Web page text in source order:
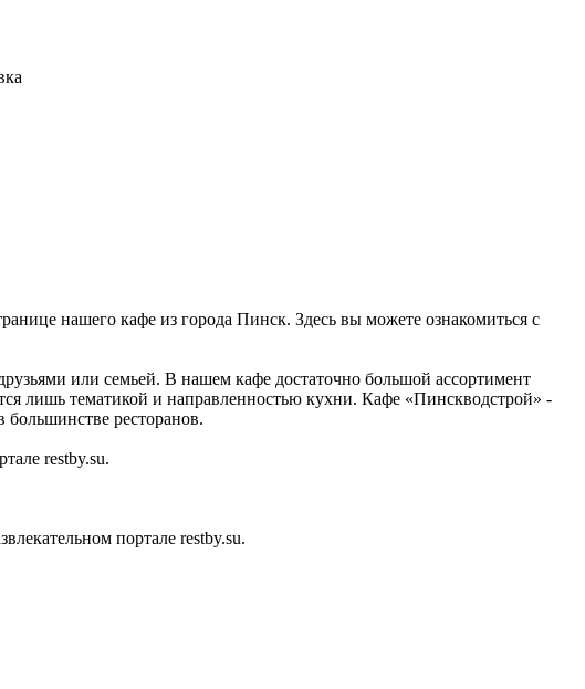
нашего кафе из города Пинск. Здесь вы можете ознакомиться с
или семьей. В нашем кафе достаточно большой ассортимент
лишь тематикой и направленностью кухни. Кафе «Пинскводстрой» -
ресторанов.
restby.su.
портале restby.su.